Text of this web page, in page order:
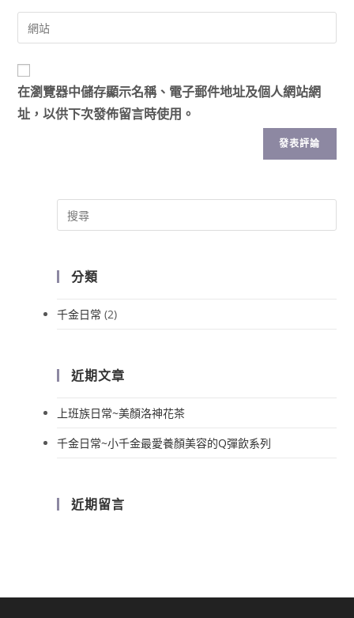
在瀏覽器中儲存顯示名稱、電子郵件地址及個人網站網
址，以供下次發佈留言時使用。
分類
千金日常 (2)
近期文章
上班族日常~美顏洛神花茶
千金日常~小千金最愛養顏美容的Q彈飲系列
近期留言